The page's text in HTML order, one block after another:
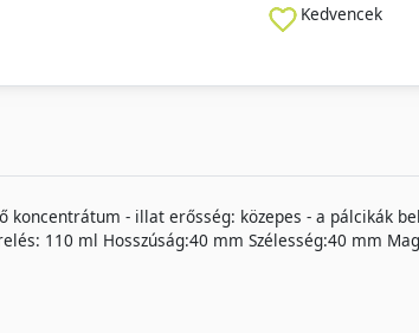
Kedvencek
koncentrátum - illat erősség: közepes - a pálcikák
110 ml Hosszúság:40 mm Szélesség:40 mm